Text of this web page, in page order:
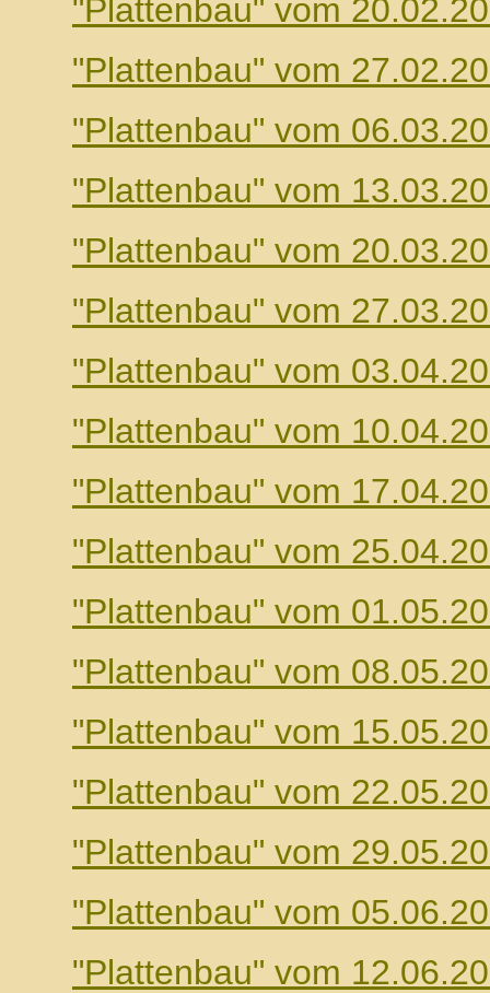
"Plattenbau" vom
"Plattenbau" vom
"Plattenbau" vom
"Plattenbau" vom
"Plattenbau" vom
"Plattenbau" vom
"Plattenbau" vom
"Plattenbau" vom
"Plattenbau" vom
"Plattenbau" vom
"Plattenbau" vom
"Plattenbau" vom
"Plattenbau" vom
"Plattenbau" vom
"Plattenbau" vom
"Plattenbau" vom
"Plattenbau" vom